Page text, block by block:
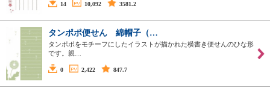
14 10,092 3581.2
タンポポ便せん 綿帽子（…
タンポポをモチーフにしたイラストが描かれた横書き便せんのひな形
です。親…
0 2,422 847.7